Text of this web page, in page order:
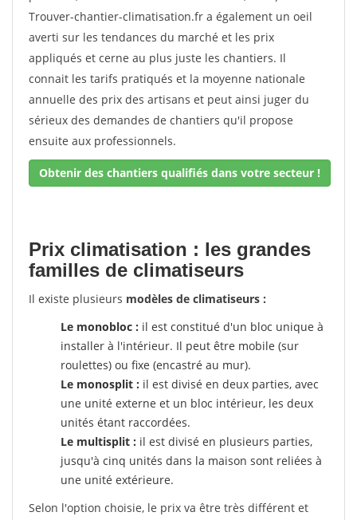
Trouver-chantier-climatisation.fr a également un oeil
averti sur les tendances du marché et les prix
appliqués et cerne au plus juste les chantiers. Il
connait les tarifs pratiqués et la moyenne nationale
annuelle des prix des artisans et peut ainsi juger du
sérieux des demandes de chantiers qu'il propose
ensuite aux professionnels.
Obtenir des chantiers qualifiés dans votre secteur !
Prix climatisation : les grandes
familles de climatiseurs
Il existe plusieurs modèles de climatiseurs :
Le monobloc : il est constitué d'un bloc unique à
installer à l'intérieur. Il peut être mobile (sur
roulettes) ou fixe (encastré au mur).
Le monosplit : il est divisé en deux parties, avec
une unité externe et un bloc intérieur, les deux
unités étant raccordées.
Le multisplit : il est divisé en plusieurs parties,
jusqu'à cinq unités dans la maison sont reliées à
une unité extérieure.
Selon l'option choisie, le prix va être très différent et